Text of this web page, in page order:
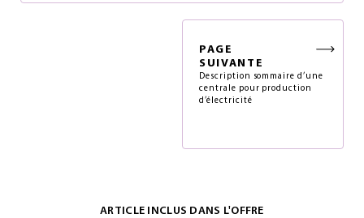
PAGE
SUIVANTE
Description sommaire d’une
centrale pour production
d’électricité
ARTICLE INCLUS DANS L'OFFRE